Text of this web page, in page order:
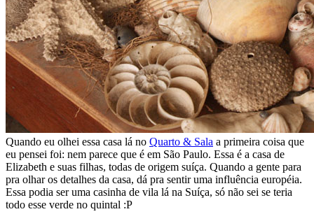
Quando eu olhei essa casa lá no Quarto & Sala a primeira coisa que
eu pensei foi: nem parece que é em São Paulo. Essa é a casa de
Elizabeth e suas filhas, todas de origem suíça. Quando a gente para
pra olhar os detalhes da casa, dá pra sentir uma influência européia.
Essa podia ser uma casinha de vila lá na Suíça, só não sei se teria
todo esse verde no quintal :P